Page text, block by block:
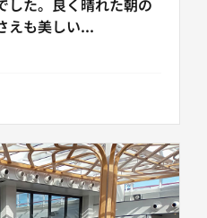
えも美しい...